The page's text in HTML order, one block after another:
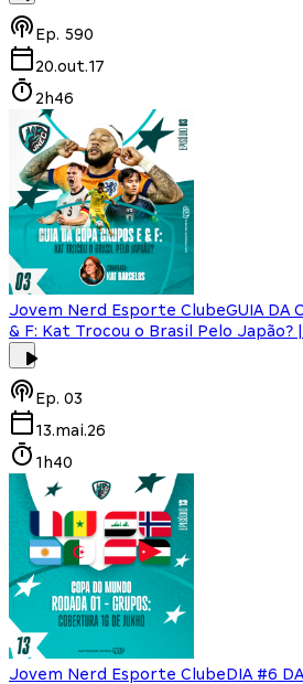
Ep. 590
20.out.17
2h46
Jovem Nerd Esporte ClubeGUIA DA
& F: Kat Trocou o Brasil Pelo Japão? |
Ep. 03
13.mai.26
1h40
Jovem Nerd Esporte ClubeDIA #6